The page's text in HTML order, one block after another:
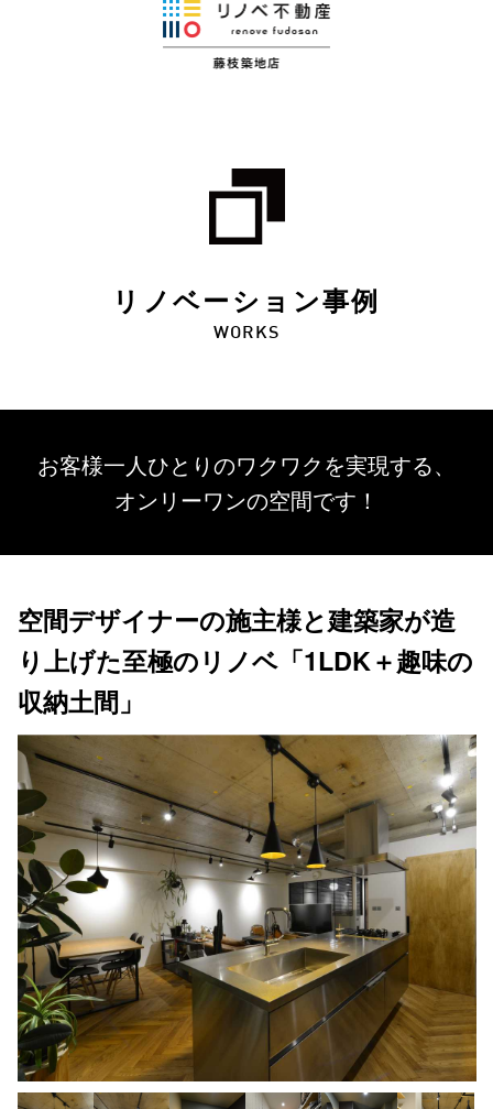
リノベーション事例
WORKS
お客様一人ひとりのワクワクを実現する、
オンリーワンの空間です！
空間デザイナーの施主様と建築家が造
り上げた至極のリノベ「1LDK＋趣味の
収納土間」